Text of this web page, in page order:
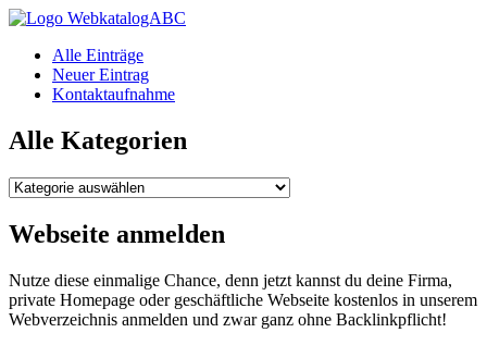
WebkatalogABC
Alle Einträge
Neuer Eintrag
Kontaktaufnahme
Alle Kategorien
Alle
Webseite anmelden
Nutze diese einmalige Chance, denn jetzt kannst du deine Firma,
private Homepage oder geschäftliche Webseite kostenlos in unserem
Webverzeichnis anmelden und zwar ganz ohne Backlinkpflicht!